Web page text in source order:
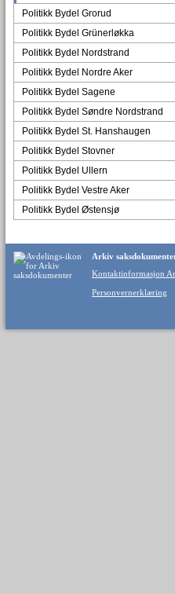
Politikk Bydel Grorud
Politikk Bydel Grünerløkka
Politikk Bydel Nordstrand
Politikk Bydel Nordre Aker
Politikk Bydel Sagene
Politikk Bydel Søndre Nordstrand
Politikk Bydel St. Hanshaugen
Politikk Bydel Stovner
Politikk Bydel Ullern
Politikk Bydel Vestre Aker
Politikk Bydel Østensjø
Arkiv
Kontaktinformasjon
Personvernerklæring